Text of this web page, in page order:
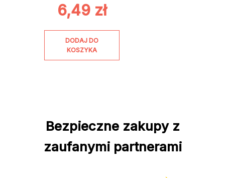
6,49 zł
DODAJ DO
KOSZYKA
Bezpieczne zakupy z
zaufanymi partnerami